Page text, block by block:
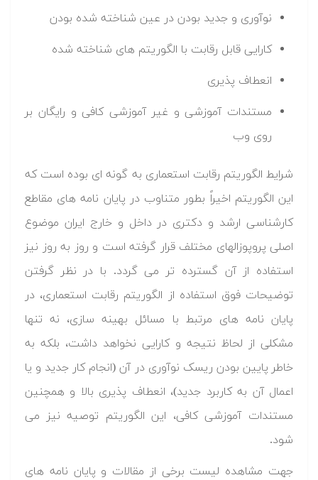
نوآوری و جدید بودن در عین شناخته شده بودن
کارایی قابل رقابت با الگوریتم های شناخته شده
انعطاف پذیری
مستندات آموزشی و غیر آموزشی کافی و رایگان بر
روی وب
شرایط الگوریتم رقابت استعماری به گونه ای بوده است که
این الگوریتم اخیراً بطور متناوب در پایان نامه های مقاطع
کارشناسی ارشد و دکتری در داخل و خارج ایران موضوع
اصلی پروپوزالهای مختلف قرار گرفته است و روز به روز نیز
استفاده از آن گسترده تر می گردد. با در نظر گرفتن
توضیحات فوق استفاده از الگوریتم رقابت استعماری، در
پایان نامه های مرتبط با مسائل بهینه سازی، نه تنها
مشکلی از لحاظ نتیجه و کارایی نخواهد داشت، بلکه به
خاطر پایین بودن ریسک نوآوری در آن (انجام کار جدید و یا
اعمال آن به کاربرد جدید)، انعطاف پذیری بالا و همچنین
مستندات آموزشی کافی، این الگوریتم توصیه نیز می
شود.
جهت مشاهده لیست برخی از مقالات و پایان نامه های